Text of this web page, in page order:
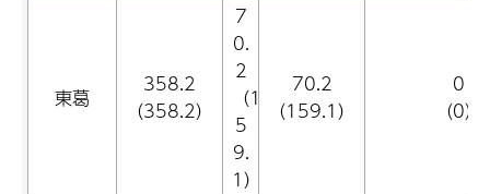
東葛
358.2
（358.2）
7
0.
2
（1
5
9.
1）
70.2
（159.1）
0
（0）